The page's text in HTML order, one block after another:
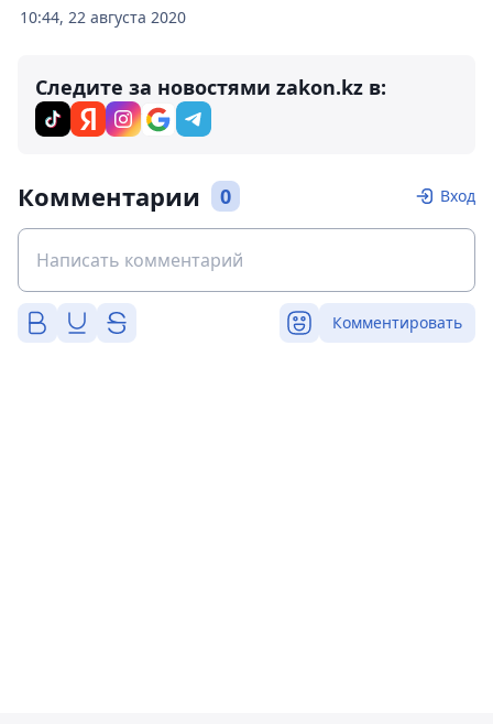
10:44, 22 августа 2020
Следите за новостями zakon.kz в:
Комментарии 0 Вход
Комментировать